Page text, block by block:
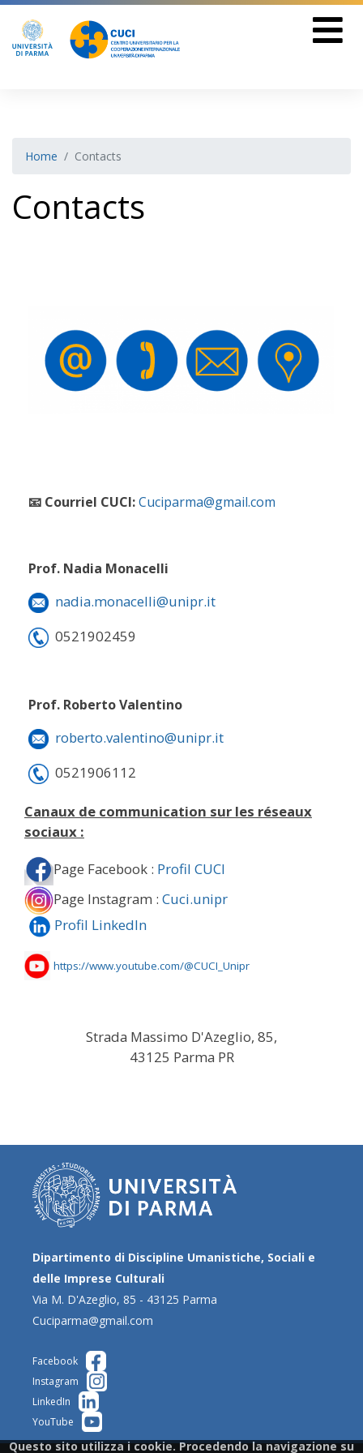
Home Contacts
Contacts
📧 Courriel CUCI:Cuciparma@gmail.com
Prof. Nadia Monacelli
nadia.monacelli@unipr.it
0521902459
Prof. Roberto Valentino
roberto.valentino@unipr.it
0521906112
Canaux de communication sur les réseaux
sociaux :
Page Facebook : Profil CUCI
Page Instagram : Cuci.unipr
Profil LinkedIn
https://www.youtube.com/@CUCI_Unipr
Strada Massimo D'Azeglio, 85,
43125 Parma PR
Dipartimento di Discipline Umanistiche, Sociali e
delle Imprese Culturali
Via M. D'Azeglio, 85 - 43125 Parma
Cuciparma@gmail.com
Facebook
Instagram
LinkedIn
YouTube
Questo sito utilizza i cookie. Procedendo la navigazione su